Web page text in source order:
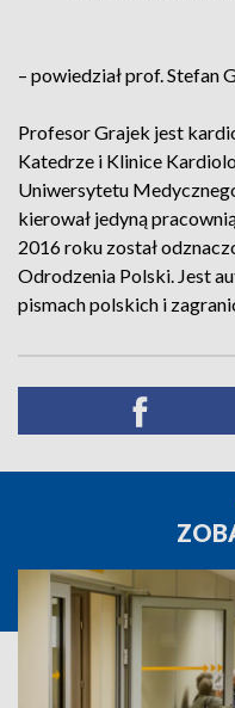
– powiedział prof. Stefan
Profesor Grajek jest
Katedrze i Klinice
Uniwersytetu
kierował jedyną
2016 roku został
Odrodzenia Polski. Jest
pismach polskich i